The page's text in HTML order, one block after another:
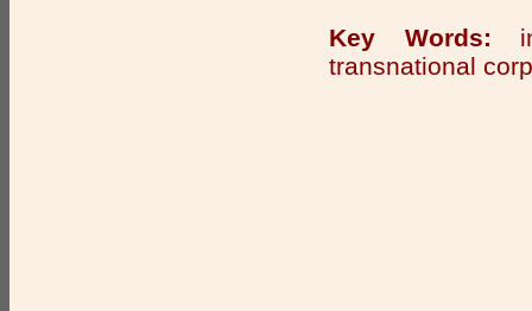
Key Words:
transnational